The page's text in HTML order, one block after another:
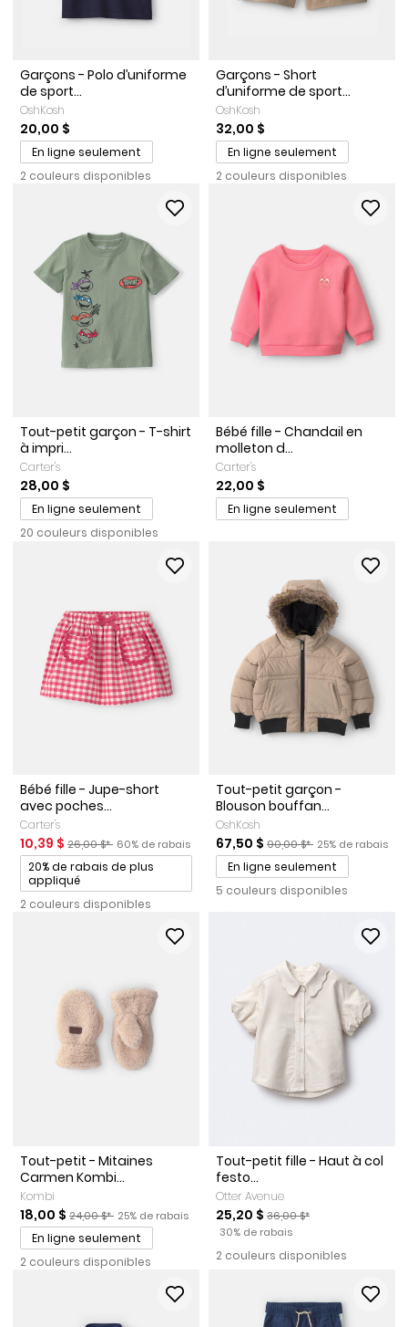
Garçons - Polo d’uniforme
de sport...
OshKosh
20,00 $
En ligne seulement
2 couleurs disponibles
Garçons - Short
d’uniforme de sport...
OshKosh
32,00 $
En ligne seulement
2 couleurs disponibles
Tout-petit garçon - T-shirt
à impri...
Carter's
28,00 $
En ligne seulement
20 couleurs disponibles
Bébé fille - Chandail en
molleton d...
Carter's
22,00 $
En ligne seulement
Bébé fille - Jupe-short
avec poches...
Carter's
Prix de solde
10,39 $ Prix ​​de détail suggéré par le fabricant
26,00 $* Pourcentage de rabais
60% de rabais
Promotions
20% de rabais de plus
appliqué
2 couleurs disponibles
Tout-petit garçon -
Blouson bouffan...
OshKosh
Prix de solde
67,50 $ Prix ​​de détail suggéré par
90,00 $* Pourcentage de
25% de rabais
En ligne seulement
5 couleurs disponibles
Tout-petit - Mitaines
Carmen Kombi...
Kombi
Prix de solde
18,00 $ Prix ​​de détail suggéré par le fabricant
24,00 $* Pourcentage de rabais
25% de rabais
En ligne seulement
2 couleurs disponibles
Tout-petit fille - Haut à col
festo...
Otter Avenue
Prix de solde
25,20 $ Prix ​​de détail suggéré par
36,00 $*
Pourcentage de rabais
30% de rabais
2 couleurs disponibles